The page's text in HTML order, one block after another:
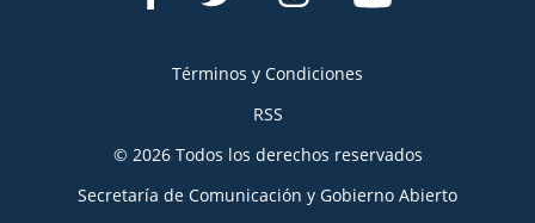
Términos y Condiciones
RSS
© 2026 Todos los derechos reservados
Secretaría de Comunicación y Gobierno Abierto